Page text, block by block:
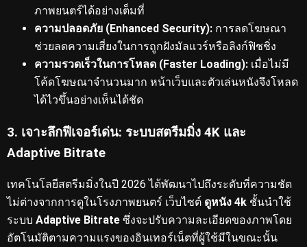
ภาพยนตร์ได้อย่างเต็มที่
ความปลอดภัย (Enhanced Security): การลดโฆษณา
ช่วยลดความเสี่ยงในการถูกฝังมัลแวร์หรือลิงก์ฟิชชิ่ง
ความรวดเร็วในการโหลด (Faster Loading): เมื่อไม่มี
โค้ดโฆษณาจำนวนมาก หน้าเว็บและตัวเล่นหนังจึงโหลด
ได้ไวขึ้นอย่างเห็นได้ชัด
3. เจาะลึกฟีเจอร์เด่น: ระบบสตรีมมิ่ง 4K และ
Adaptive Bitrate
เทคโนโลยีสตรีมมิ่งในปี 2026 ได้พัฒนาไปถึงระดับที่ความชัด
ไม่ต่างจากการดูในโรงภาพยนตร์ เว็บไซต์ ดูหนัง 4k ชั้นนำใช้
ระบบ Adaptive Bitrate ซึ่งจะปรับความละเอียดของภาพโดย
อัตโนมัติตามความแรงของอินเทอร์เน็ตที่ผู้ใช้มีในขณะนั้น